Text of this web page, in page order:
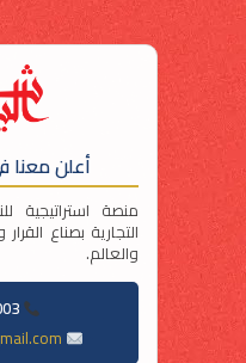
أعلن
منصة استراتيجية
التجارية بصناع
والعالم.